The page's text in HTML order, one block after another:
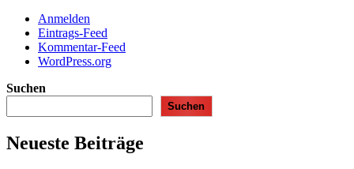
Anmelden
Eintrags-Feed
Kommentar-Feed
WordPress.org
Suchen
Suchen
Neueste Beiträge